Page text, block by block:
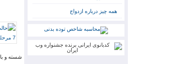
شسته و
همه چیز درباره ازدواج